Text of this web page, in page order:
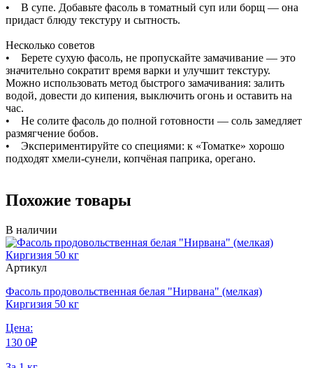
• В супе. Добавьте фасоль в томатный суп или борщ — она
придаст блюду текстуру и сытность.
Несколько советов
• Берете сухую фасоль, не пропускайте замачивание — это
значительно сократит время варки и улучшит текстуру.
Можно использовать метод быстрого замачивания: залить
водой, довести до кипения, выключить огонь и оставить на
час.
• Не солите фасоль до полной готовности — соль замедляет
размягчение бобов.
• Экспериментируйте со специями: к «Томатке» хорошо
подходят хмели-сунели, копчёная паприка, орегано.
Похожие товары
В наличии
Артикул
Фасоль продовольственная белая "Нирвана" (мелкая)
Киргизия 50 кг
Цена:
130 0₽